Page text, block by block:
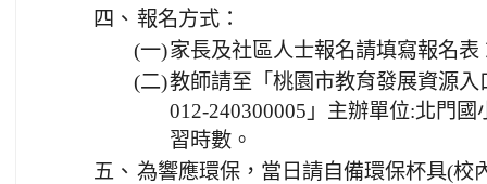
四、 報名方式：
(一)家長及社區人士報名請填寫報名表
(二)教師請至「桃園市教育發展資源
012-240300005」主辦單位:北門
習時數。
五、 為響應環保，當日請自備環保杯具(校